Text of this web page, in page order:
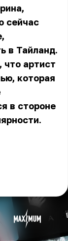
сейчас
в Тайланд.
что артист
которая
в стороне